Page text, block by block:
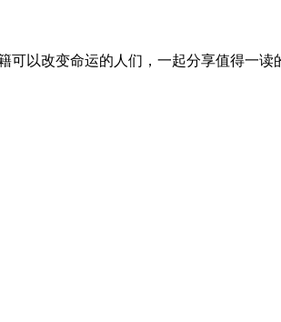
可以改变命运的人们，一起分享值得一读